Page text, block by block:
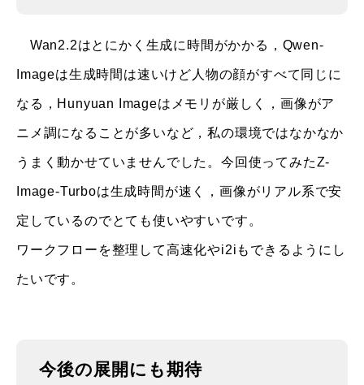
Wan2.2はとにかく生成に時間がかかる，Qwen-
Imageは生成時間は速いけど人物の顔がすべて同じに
なる，Hunyuan Imageはメモリが厳しく，画像がア
ニメ調になることが多いなど，私の環境ではなかなか
うまく動かせていませんでした。今回使ってみたZ-
Image-Turboは生成時間が速く，画像がリアル系で安
定しているのでとても使いやすいです。
ワークフローを整理して高速化やi2iもできるようにし
たいです。
今後の展開にも期待